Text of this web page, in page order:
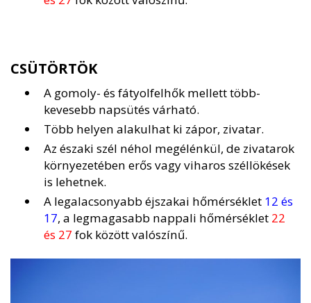
CSÜTÖRTÖK
A gomoly- és fátyolfelhők mellett több-
kevesebb napsütés várható.
Több helyen alakulhat ki zápor, zivatar.
Az északi szél néhol megélénkül, de zivatarok
környezetében erős vagy viharos széllökések
is lehetnek.
A legalacsonyabb éjszakai hőmérséklet 12 és
17, a legmagasabb nappali hőmérséklet 22
és 27 fok között valószínű.